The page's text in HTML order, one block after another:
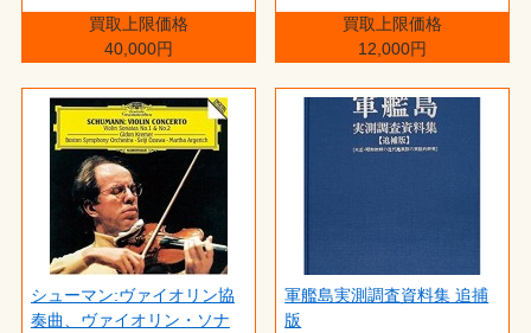
買取上限価格
40,000円
買取上限価格
12,000円
シューマン:ヴァイオリン協
奏曲、ヴァイオリン・ソナ
軍艦島実測調査資料集 追捕
版